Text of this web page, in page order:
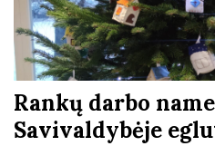
Rankų darbo
Savivaldybėje